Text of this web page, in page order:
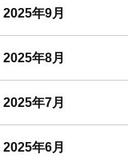
2025年9月
2025年8月
2025年7月
2025年6月